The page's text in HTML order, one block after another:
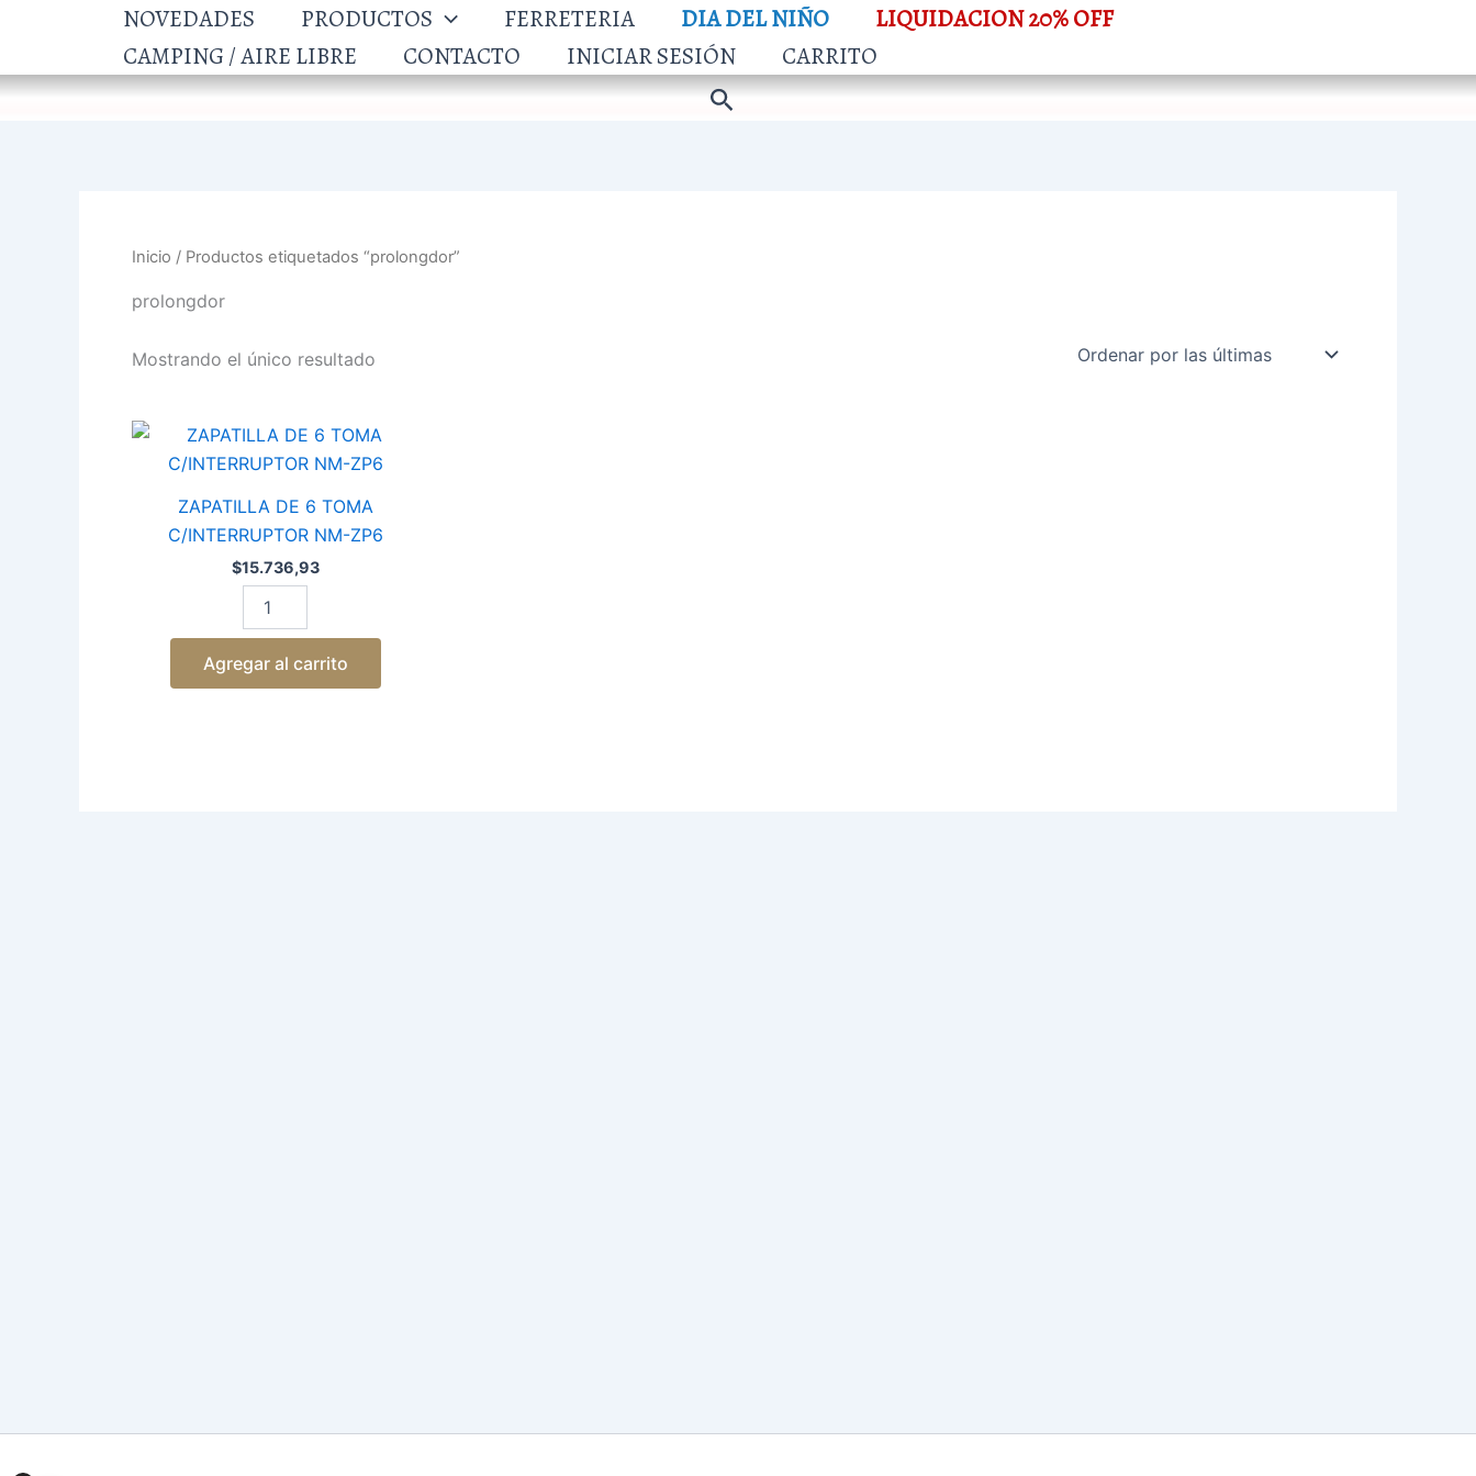
contenido
NOVEDADES PRODUCTOS FERRETERIA DIA DEL NIÑO
LIQUIDACION 20% OFF
CAMPING / AIRE LIBRE
CONTACTO INICIAR SESIÓN
CARRITO
Buscar
Inicio / Productos etiquetados “prolongdor”
prolongdor
Mostrando el único resultado
ZAPATILLA DE 6 TOMA
C/INTERRUPTOR NM-ZP6
$15.736,93
ZAPATILLA
6
TOMA
C/INTERRUPTOR
NM-
ZP6
cantidad
Agregar al carrito